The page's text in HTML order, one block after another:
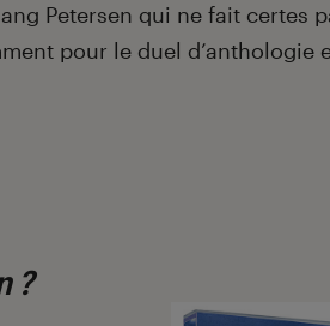
Petersen qui ne fait certes
pour le duel d’anthologie
?